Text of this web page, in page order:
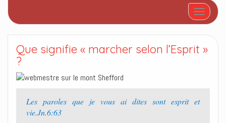
Afficher/
Que signifie « marcher selon l’Esprit »
?
Les paroles que je vous ai dites sont esprit et
vie.Jn.6:63